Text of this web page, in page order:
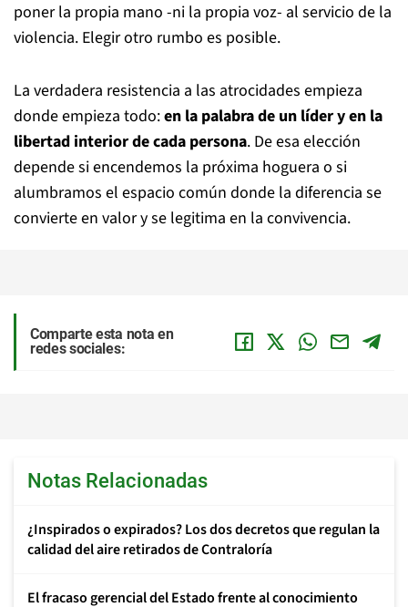
poner la propia mano -ni la propia voz- al servicio de la
violencia. Elegir otro rumbo es posible.
La verdadera resistencia a las atrocidades empieza
donde empieza todo:en la palabra de un líder y en la
libertad interior de cada persona. De esa elección
depende si encendemos la próxima hoguera o si
alumbramos el espacio común donde la diferencia se
convierte en valor y se legitima en la convivencia.
Comparte esta nota en
redes sociales:
Notas Relacionadas
¿Inspirados o expirados? Los dos decretos que regulan la
calidad del aire retirados de Contraloría
El fracaso gerencial del Estado frente al conocimiento